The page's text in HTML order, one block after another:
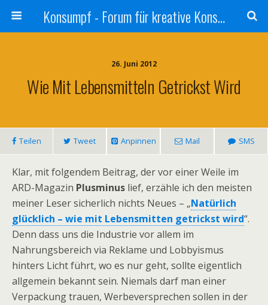
Konsumpf - Forum für kreative Konsumkritik - Culture Jamming, Nachhaltigkeit, Konzernkritik, Adbusting
26. Juni 2012
Wie Mit Lebensmitteln Getrickst Wird
Teilen Tweet Anpinnen Mail SMS
Klar, mit folgendem Beitrag, der vor einer Weile im
ARD-Magazin Plusminus lief, erzähle ich den meisten
meiner Leser sicherlich nichts Neues – „Natürlich
glücklich – wie mit Lebensmitten getrickst wird“.
Denn dass uns die Industrie vor allem im
Nahrungsbereich via Reklame und Lobbyismus
hinters Licht führt, wo es nur geht, sollte eigentlich
allgemein bekannt sein. Niemals darf man einer
Verpackung trauen, Werbeversprechen sollen in der